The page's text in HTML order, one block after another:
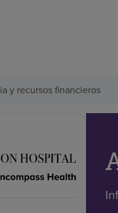
y recursos financieros